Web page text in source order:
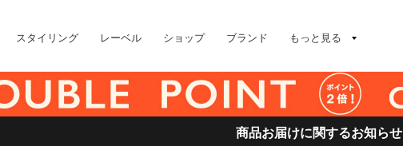
スタイリング レーベル ショップ ブランド もっと見る
商品お届けに関するお知らせ